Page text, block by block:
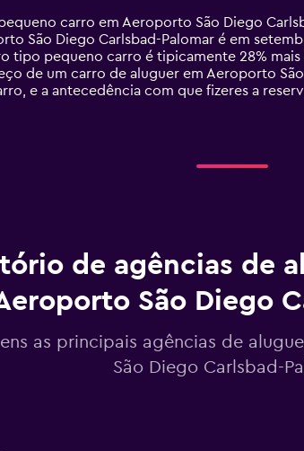
carro em Aeroporto São Diego
São Diego Carlsbad-Palomar é em
tipo pequeno carro é tipicamente 28%
de um carro de aluguer em Aeroporto
e a antecedência com que fizeres a
de agências de
São Diego
as principais agências de
São Diego Carlsbad-